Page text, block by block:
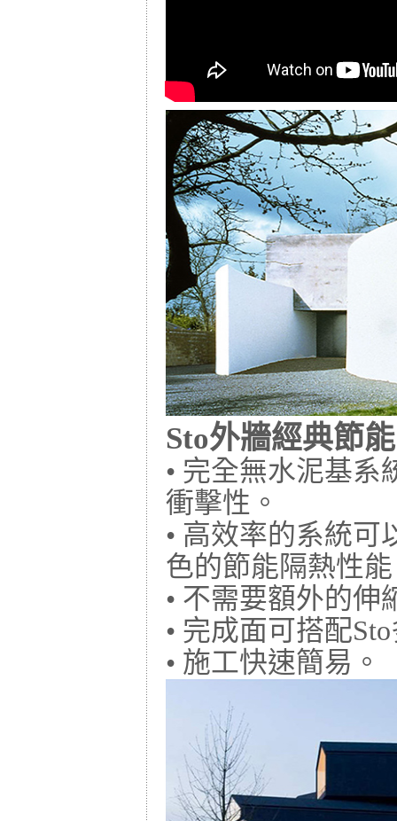
Sto外牆經典節
• 完全無水泥基系
衝擊性。
• 高效率的系統可
色的節能隔熱性
• 不需要額外的伸
• 完成面可搭配
• 施工快速簡易。